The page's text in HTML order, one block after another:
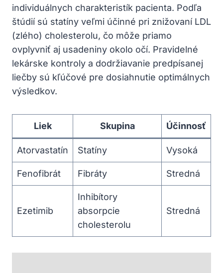
individuálnych⁢ charakteristík pacienta. Podľa
štúdií sú statíny veľmi účinné pri znižovaní LDL
‌(zlého) cholesterolu, čo môže priamo
ovplyvniť aj usadeniny okolo očí. Pravidelné
lekárske kontroly a dodržiavanie predpísanej
liečby sú kľúčové pre dosiahnutie optimálnych
výsledkov.
Liek Skupina Účinnosť
Atorvastatín Statíny Vysoká
Fenofibrát Fibráty Stredná
Ezetimib
Inhibítory
absorpcie
cholesterolu
Stredná